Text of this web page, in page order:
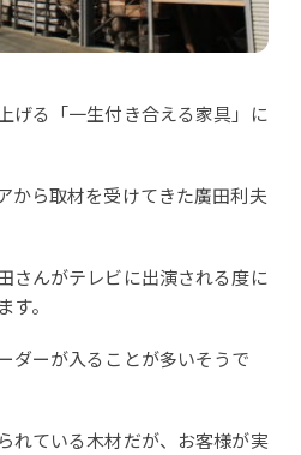
げる「一生付き合える家具」に
から取材を受けてきた廣田利夫
さんがテレビに出演される度に
す。
ダーが入ることが多いそうで
れている木材だが、お客様が実